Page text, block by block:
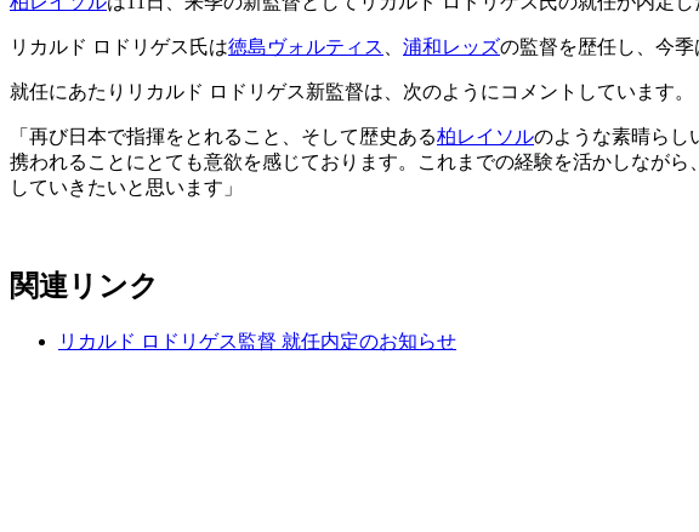
リカルド ロドリゲス氏は徳島ヴォルティス 浦和レッズの監督を歴任し、今季
就任にあたりリカルド ロドリゲス新監督は、次のようにコメントしています。
「再び日本で指揮をとれること、そして歴史ある柏レイソルのような素晴らし
携われることにとても意欲を感じております。これまでの経験を活かしなが
していきたいと思います」
関連リンク
リカルド ロドリゲス監督 就任内定のお知らせ